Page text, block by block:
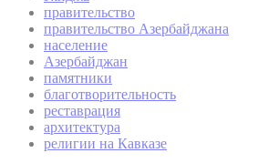
правительство
правительство Азербайджана
население
Азербайджан
памятники
благотворительность
реставрация
архитектура
религии на Кавказе